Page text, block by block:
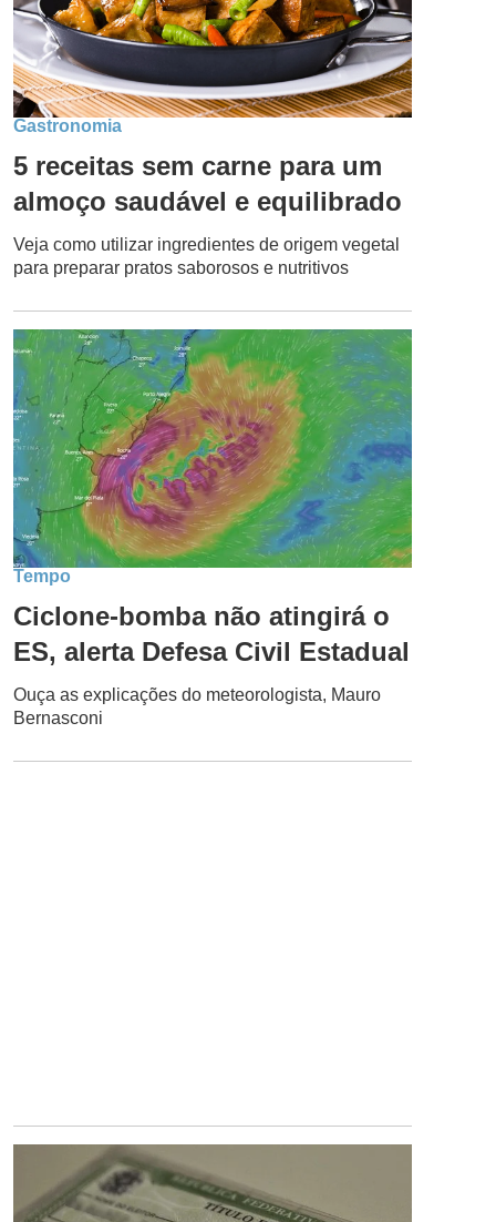
Gastronomia
5 receitas sem carne para um
almoço saudável e equilibrado
Veja como utilizar ingredientes de origem vegetal
para preparar pratos saborosos e nutritivos
Tempo
Ciclone-bomba não atingirá o
ES, alerta Defesa Civil Estadual
Ouça as explicações do meteorologista, Mauro
Bernasconi